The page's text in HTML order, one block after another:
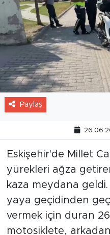
Paylaş
Eskişehir'de Millet
yürekleri ağza
kaza meydana
yaya geçidinden
vermek için duran 26
motosiklete,